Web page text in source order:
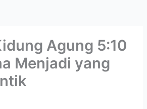
Agung 5:10
Menjadi yang